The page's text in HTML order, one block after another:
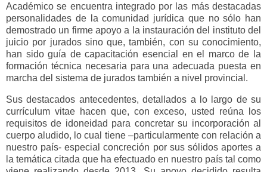
Académico se encuentra integrado por las más destacadas
personalidades de la comunidad jurídica que no sólo han
demostrado un firme apoyo a la instauración del instituto del
juicio por jurados sino que, también, con su conocimiento,
han sido guía de capacitación esencial en el marco de la
formación técnica necesaria para una adecuada puesta en
marcha del sistema de jurados también a nivel provincial.
Sus destacados antecedentes, detallados a lo largo de su
currículum vitae hacen que, con exceso, usted reúna los
requisitos de idoneidad para concretar su incorporación al
cuerpo aludido, lo cual tiene –particularmente con relación a
nuestro país- especial concreción por sus sólidos aportes a
la temática citada que ha efectuado en nuestro país tal como